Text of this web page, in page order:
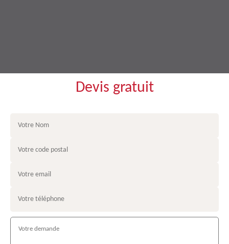
Devis gratuit